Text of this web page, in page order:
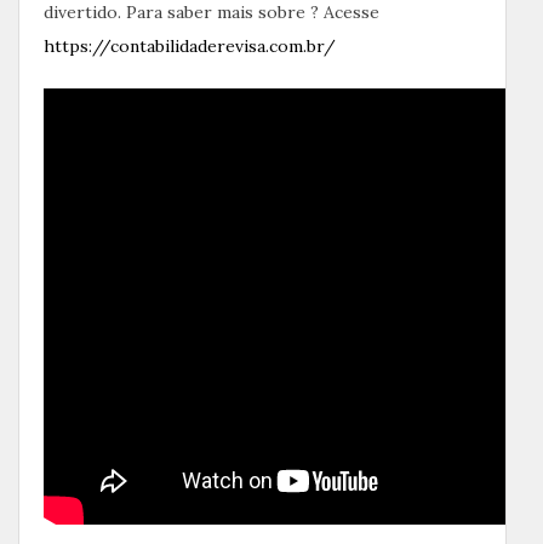
divertido. Para saber mais sobre ? Acesse
https://contabilidaderevisa.com.br/